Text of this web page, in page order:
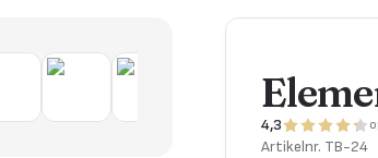
4,3
Artikelnr. TB-24